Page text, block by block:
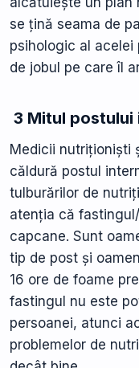
se țină seama de
psihologic al acelei
de jobul pe care îl
3 Mitul
Medicii nutriționiști
căldură postul
tulburărilor de
atenția că
capcane. Sunt
tip de post și
16 ore de foame
fastingul nu este
persoanei, atunci
problemelor de